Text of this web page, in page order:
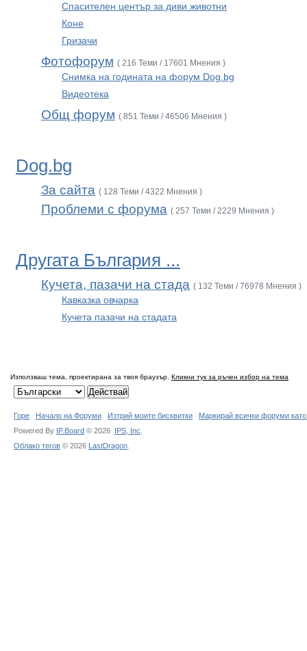
Спасителен център за диви животни
Коне
Гризачи
Фотофорум ( 216 Теми / 17601 Мнения )
Снимка на годината на форум Dog.bg
Видеотека
Общ форум ( 851 Теми / 46506 Мнения )
Dog.bg
За сайта ( 128 Теми / 4322 Мнения )
Проблеми с форума ( 257 Теми / 2229 Мнения )
Другата България ...
Кучета, пазачи на стада ( 132 Теми / 76978 Мнения )
Кавказка овчарка
Кучета пазачи на стадата
Използваш тема, проектирана за твоя браузър. Кликни тук за ръчен избор на тема
Горе Начало на Форуми Изтрий моите бисквитки
Маркирай всички форуми
Powered By IP.Board © 2026 IPS, Inc
Облако тегов © 2026 LastDragon